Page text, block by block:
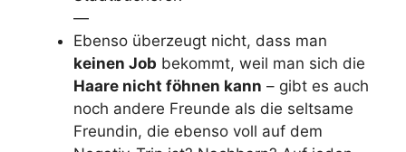
—
Ebenso überzeugt nicht, dass man
keinen Job bekommt, weil man sich die
Haare nicht föhnen kann – gibt es auch
noch andere Freunde als die seltsame
Freundin, die ebenso voll auf dem